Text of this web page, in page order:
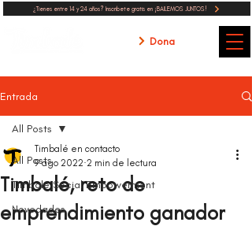
¿Tienes entre 14 y 24 años? Inscribete gratis en ¡BAILEMOS JUNTOS!
Dona
Entrada
All Posts
Timbalé Social Empowerment
Novedades
All Posts
Timbalé, reto de
emprendimiento ganador
Timbalé en contacto
9 ago 2022 2 min de lectura